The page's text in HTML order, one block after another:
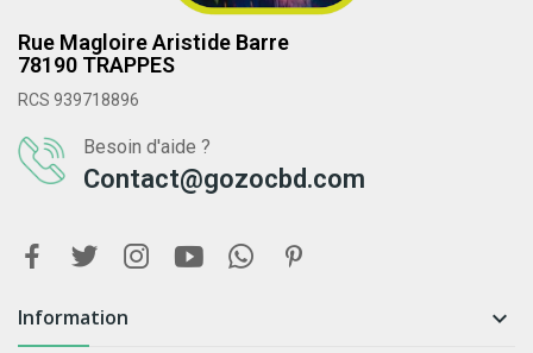
Rue Magloire Aristide Barre
78190 TRAPPES
RCS 939718896
Besoin d'aide ?
Contact@gozocbd.com
Information 